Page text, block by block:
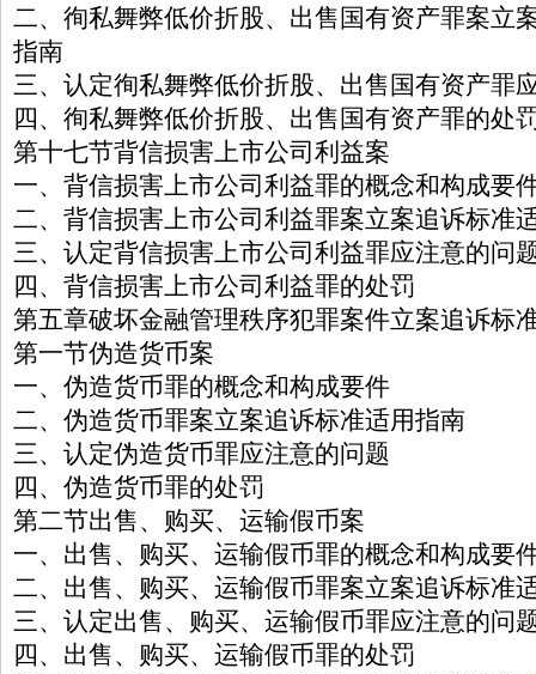
二、徇私舞弊低价折股、出售国有资产罪案立
指南
三、认定徇私舞弊低价折股、出售国有资产罪
四、徇私舞弊低价折股、出售国有资产罪的处
第十七节背信损害上市公司利益案
一、背信损害上市公司利益罪的概念和构成要
二、背信损害上市公司利益罪案立案追诉标准
三、认定背信损害上市公司利益罪应注意的问
四、背信损害上市公司利益罪的处罚
第五章破坏金融管理秩序犯罪案件立案追诉标
第一节伪造货币案
一、伪造货币罪的概念和构成要件
二、伪造货币罪案立案追诉标准适用指南
三、认定伪造货币罪应注意的问题
四、伪造货币罪的处罚
第二节出售、购买、运输假币案
一、出售、购买、运输假币罪的概念和构成要
二、出售、购买、运输假币罪案立案追诉标准
三、认定出售、购买、运输假币罪应注意的问
四、出售、购买、运输假币罪的处罚